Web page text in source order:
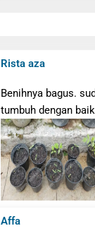
Rista aza
Benihnya bagus.
tumbuh dengan
Affa